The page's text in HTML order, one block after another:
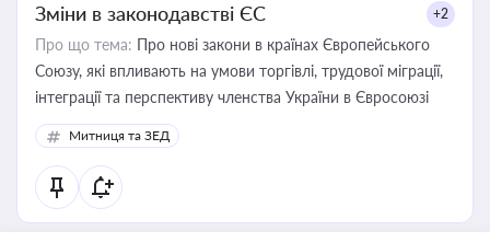
Зміни в законодавстві ЄС +2
Про що тема: Про нові закони в країнах Європейського
Союзу, які впливають на умови торгівлі, трудової міграції,
інтеграції та перспективу членства України в Євросоюзі
Митниця та ЗЕД